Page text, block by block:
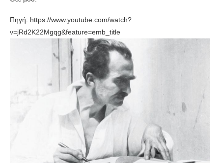
Πηγή: https://www.youtube.com/watch?
v=jRd2K22Mgqg&feature=emb_title